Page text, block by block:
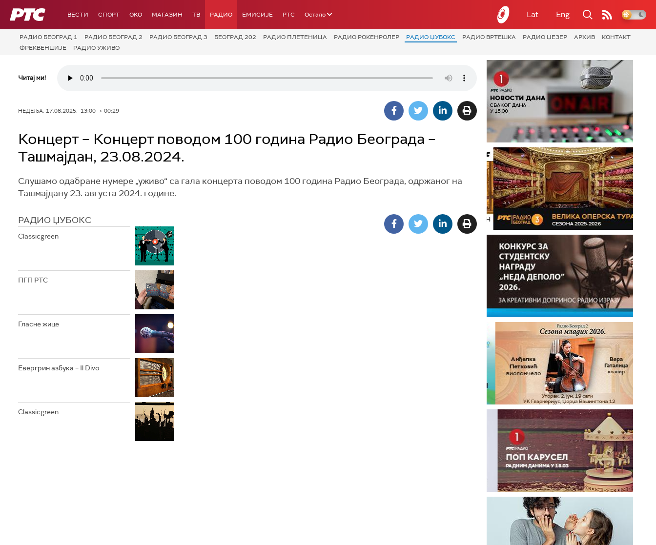
РТС ВЕСТИ СПОРТ OKO МАГАЗИН ТВ РАДИО ЕМИСИЈЕ РТС Остало Lat Eng
РАДИО БЕОГРАД 1 РАДИО БЕОГРАД 2 РАДИО БЕОГРАД 3 БЕОГРАД 202 РАДИО ПЛЕТЕНИЦА РАДИО РОКЕНРОЛЕР РАДИО ЏУБОКС РАДИО ВРТЕШКА РАДИО ЏЕЗЕР АРХИВ
КОНТАКТ
ФРЕКВЕНЦИЈЕ
РАДИО УЖИВО
Читај ми!
НЕДЕЉА, 17.08.2025, 13:00 -> 00:29
Концерт – Концерт поводом 100 година Радио Београда –
Ташмајдан, 23.08.2024.
Слушамо одабране нумере „уживо“ са гала концерта поводом 100 година Радио Београда, одржаног на
Ташмајдану 23. августа 2024. године.
РАДИО ЏУБОКС
Classicgreen
ПГП РТС
Гласне жице
Евергрин азбука – Il Divo
Classicgreen